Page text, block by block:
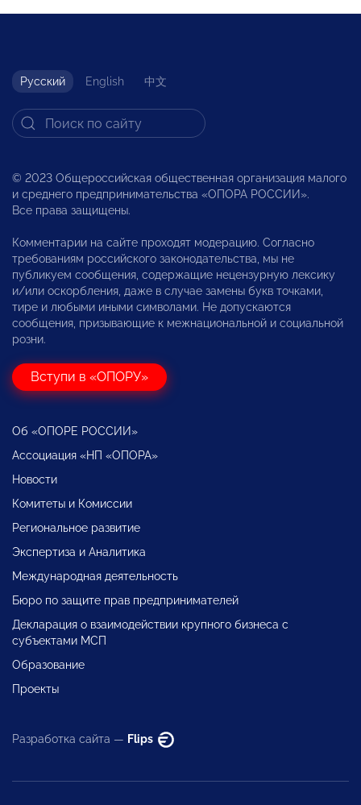
Русский English 中文
© 2023 Общероссийская общественная организация малого
и среднего предпринимательства «ОПОРА РОССИИ».
Все права защищены.
Комментарии на сайте проходят модерацию. Согласно
требованиям российского законодательства, мы не
публикуем сообщения, содержащие нецензурную лексику
и/или оскорбления, даже в случае замены букв точками,
тире и любыми иными символами. Не допускаются
сообщения, призывающие к межнациональной и социальной
розни.
Вступи в «ОПОРУ»
Об «ОПОРЕ РОССИИ»
Ассоциация «НП «ОПОРА»
Новости
Комитеты и Комиссии
Региональное развитие
Экспертиза и Аналитика
Международная деятельность
Бюро по защите прав предпринимателей
Декларация о взаимодействии крупного бизнеса с
субъектами МСП
Образование
Проекты
Разработка сайта — Flips